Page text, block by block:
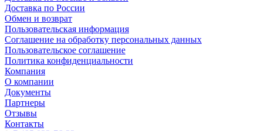
Доставка по России
Обмен и возврат
Пользовательская информация
Соглашение на обработку персональных данных
Пользовательское соглашение
Политика конфиденциальности
Компания
О компании
Документы
Партнеры
Отзывы
Контакты